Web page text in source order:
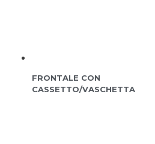
FRONTALE CON
CASSETTO/VASCHETTA